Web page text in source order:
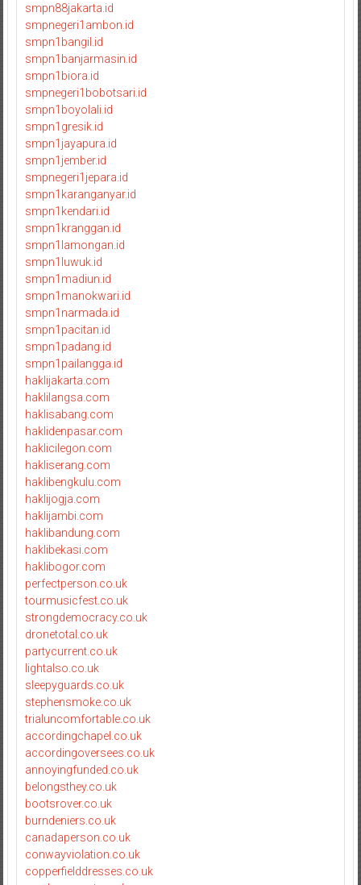
smpn88jakarta.id
smpnegeri1ambon.id
smpn1bangil.id
smpn1banjarmasin.id
smpn1biora.id
smpnegeri1bobotsari.id
smpn1boyolali.id
smpn1gresik.id
smpn1jayapura.id
smpn1jember.id
smpnegeri1jepara.id
smpn1karanganyar.id
smpn1kendari.id
smpn1kranggan.id
smpn1lamongan.id
smpn1luwuk.id
smpn1madiun.id
smpn1manokwari.id
smpn1narmada.id
smpn1pacitan.id
smpn1padang.id
smpn1pailangga.id
haklijakarta.com
haklilangsa.com
haklisabang.com
haklidenpasar.com
haklicilegon.com
hakliserang.com
haklibengkulu.com
haklijogja.com
haklijambi.com
haklibandung.com
haklibekasi.com
haklibogor.com
perfectperson.co.uk
tourmusicfest.co.uk
strongdemocracy.co.uk
dronetotal.co.uk
partycurrent.co.uk
lightalso.co.uk
sleepyguards.co.uk
stephensmoke.co.uk
trialuncomfortable.co.uk
accordingchapel.co.uk
accordingoversees.co.uk
annoyingfunded.co.uk
belongsthey.co.uk
bootsrover.co.uk
burndeniers.co.uk
canadaperson.co.uk
conwayviolation.co.uk
copperfielddresses.co.uk